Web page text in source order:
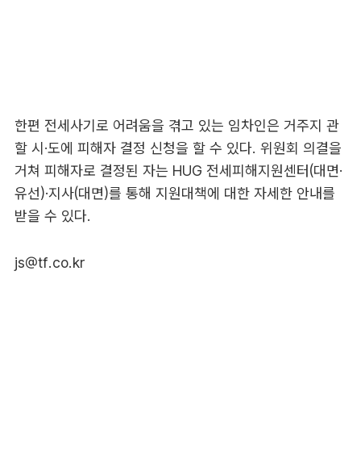
한편 전세사기로 어려움을 겪고 있는 임차인은 거주지 관
할 시·도에 피해자 결정 신청을 할 수 있다. 위원회 의결을
거쳐 피해자로 결정된 자는 HUG 전세피해지원센터(대면·
유선)·지사(대면)를 통해 지원대책에 대한 자세한 안내를
받을 수 있다.
js@tf.co.kr